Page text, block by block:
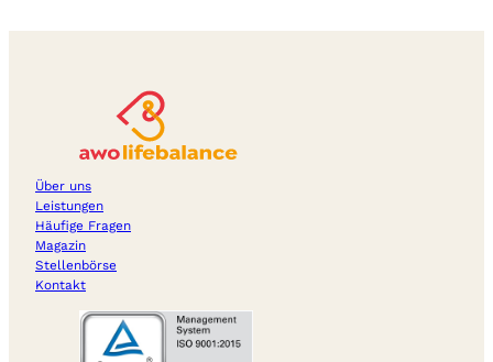
Über uns
Leistungen
Häufige Fragen
Magazin
Stellenbörse
Kontakt